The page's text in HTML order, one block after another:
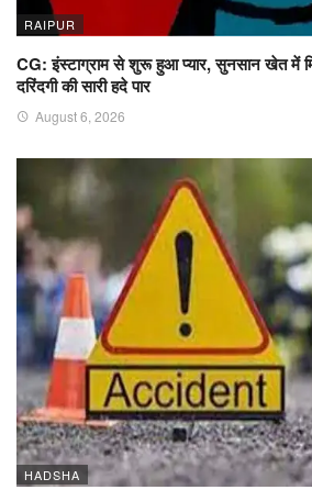
RAIPUR
CG: इंस्टाग्राम से शुरू हुआ प्यार, सुनसान खेत में
दरिंदगी की सारी हदे पार
August 6, 2026
HADSHA